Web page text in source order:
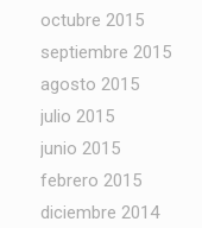
octubre 2015
septiembre 2015
agosto 2015
julio 2015
junio 2015
febrero 2015
diciembre 2014